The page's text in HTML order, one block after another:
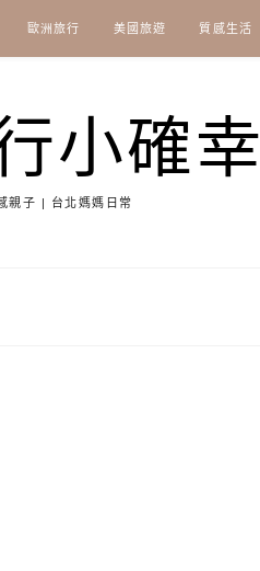
歐洲旅行 美國旅遊 質感生活
小確幸
親子 | 台北媽媽日常